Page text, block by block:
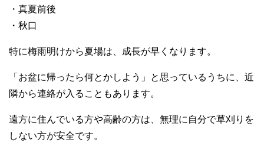
・真夏前後
・秋口
特に梅雨明けから夏場は、成長が早くなります。
「お盆に帰ったら何とかしよう」と思っているうちに、近
隣から連絡が入ることもあります。
遠方に住んでいる方や高齢の方は、無理に自分で草刈りを
しない方が安全です。